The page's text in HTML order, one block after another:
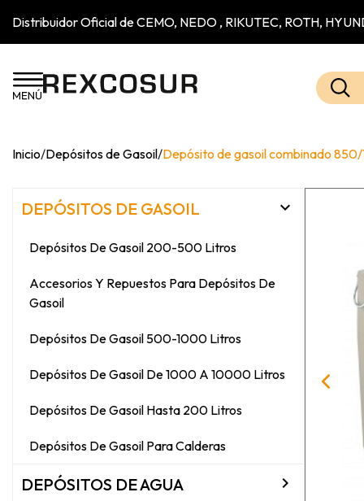
Distribuidor Oficial de CEMO, NEDO , RIKUTEC, ROTH,
Inicio/Depósitos de Gasoil/Depósito de gasoil combinado
DEPÓSITOS DE GASOIL 
Depósitos De Gasoil 200-500 Litros
Accesorios Y Repuestos Para Depósitos De
Gasoil
Depósitos De Gasoil 500-1000 Litros
Depósitos De Gasoil De 1000 A 10000 Litros
Depósitos De Gasoil Hasta 200 Litros
Depósitos De Gasoil Para Calderas
DEPÓSITOS DE AGUA 